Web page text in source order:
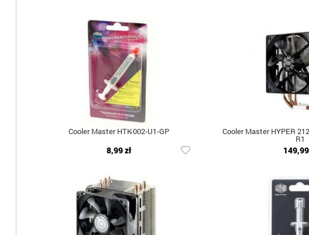
Cooler Master HTK-002-U1-GP
8,99 zł
Cooler Master HYPER
R1